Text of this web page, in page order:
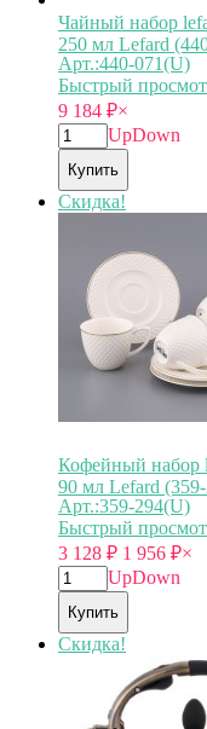
Чайный набор
250 мл Lefard
Арт.:440-071(U)
Быстрый
9 184 ₽×
UpDown
Купить
Скидка!
Кофейный набор
90 мл Lefard
Арт.:359-294(U)
Быстрый
3 128 ₽ 1 956 ₽×
UpDown
Купить
Скидка!